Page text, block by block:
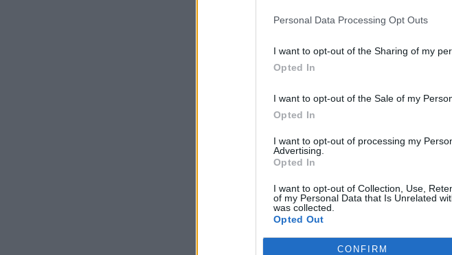
Personal Data Processing Opt Outs
I want to opt-out of the Sharing of my
Opted In
I want to opt-out of the Sale of my
Opted In
I want to opt-out of processing my
Advertising.
Opted In
I want to opt-out of Collection, Use,
of my Personal Data that Is Unrelated
was collected.
Opted Out
CONFIRM
Google Newsκαι
Δείτε όλες τις
Σχολιάστε